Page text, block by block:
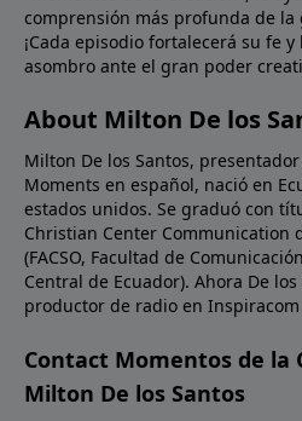
para usted en las palabras de
vistazo hoy a las Escrituras
cuanto a Su Hijo, quien le
Su propia vida por
Señor, que no puedo entender
seguir la pista de todos los
como lo dice Tu Palabra.
soy un humano. No permitas
o debilite mi fe en Tu
vida. En el nombre de Cristo
comprensión más profunda de la
¡Cada episodio fortalecerá su fe
asombro ante el gran poder
About Milton De los
Milton De los Santos,
Moments en español, nació en
estados unidos. Se graduó con
Christian Center Communication
(FACSO, Facultad de
Central de Ecuador). Ahora De
productor de radio en
Contact Momentos de la
Milton De los Santos